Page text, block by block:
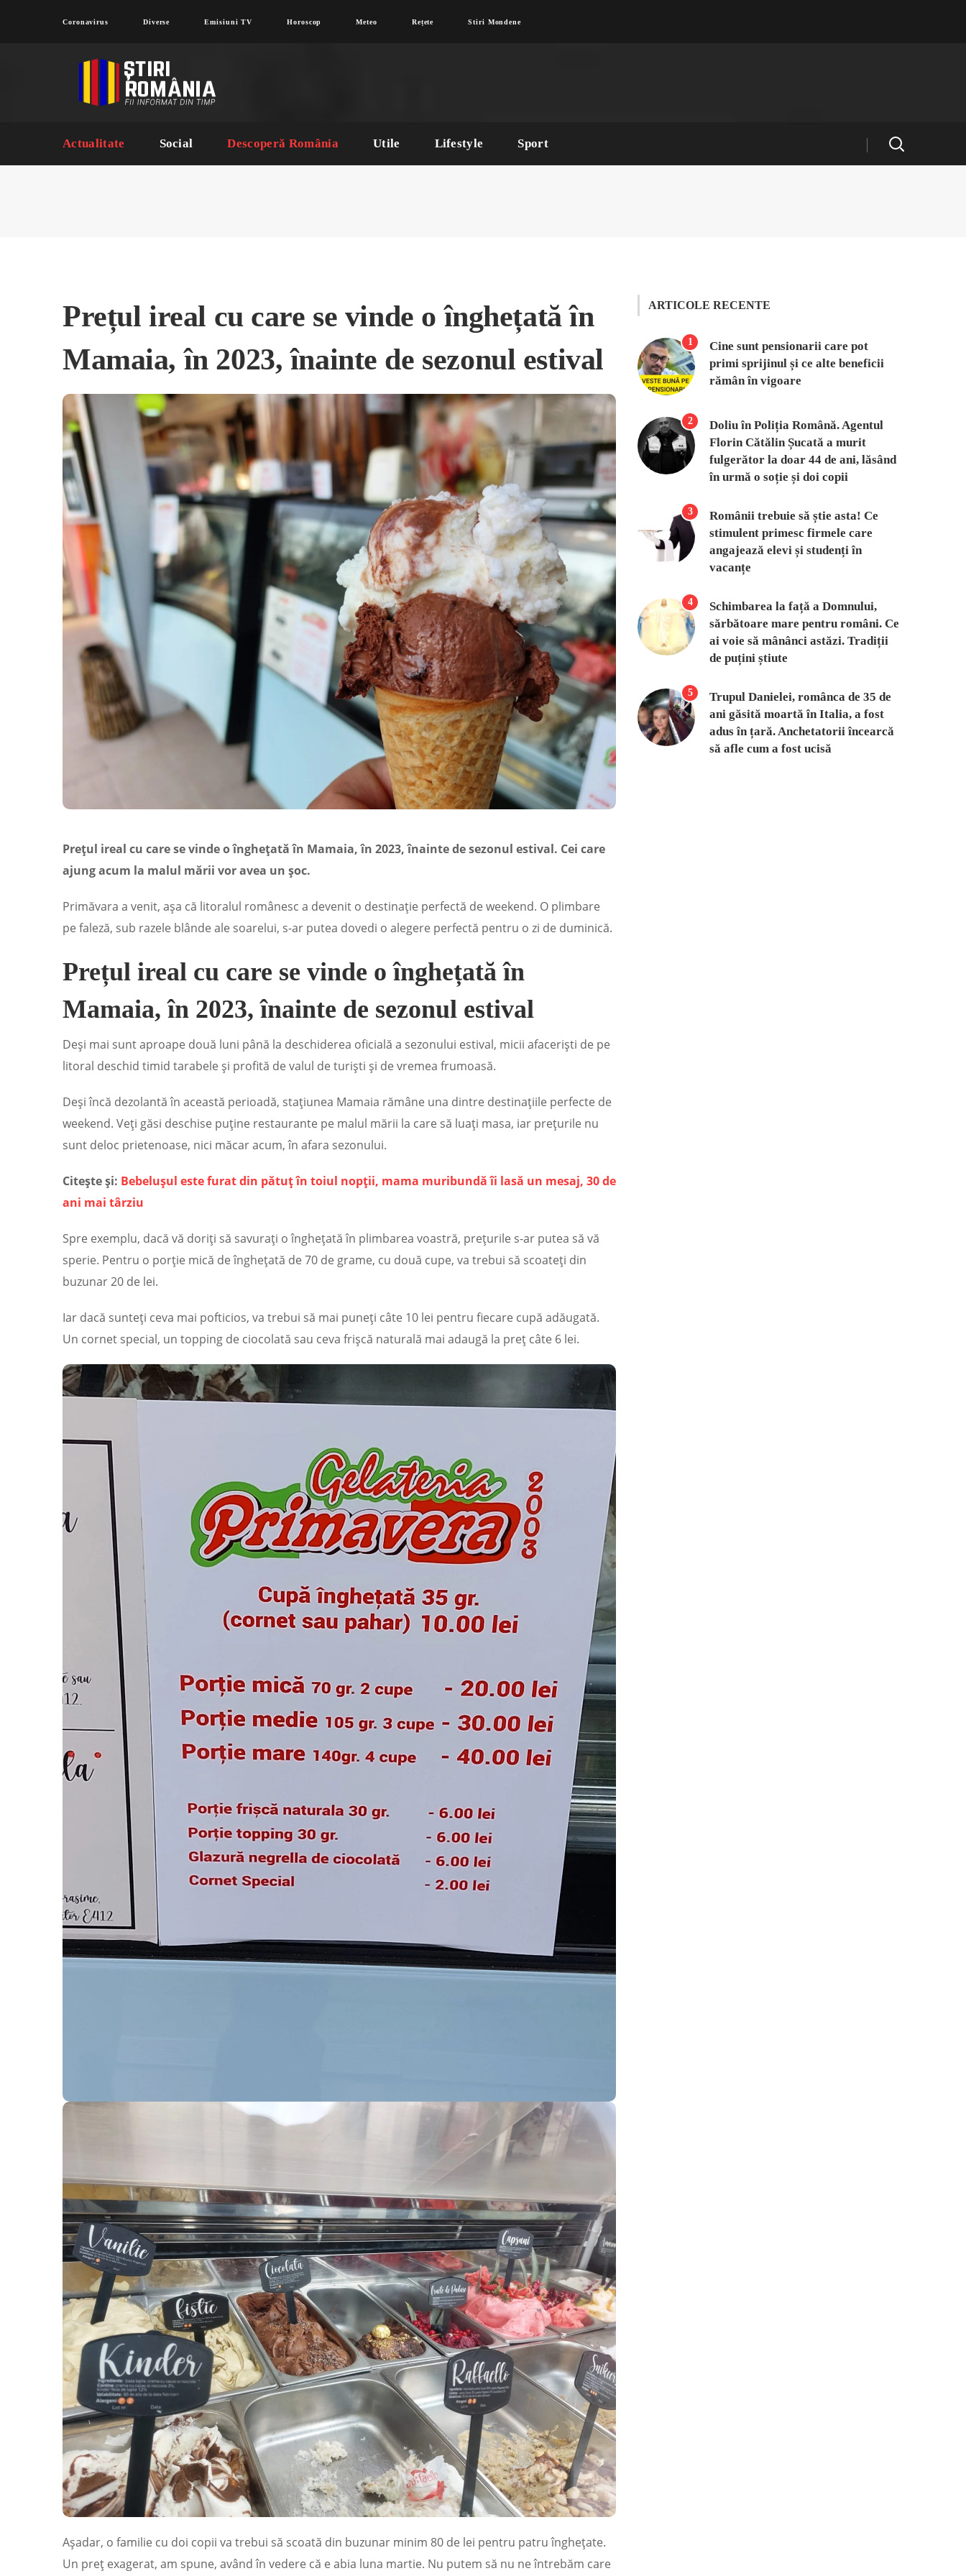
Coronavirus Diverse Emisiuni TV Horoscop Meteo Rețete Stiri Mondene
Actualitate Social Descoperă România Utile Lifestyle Sport
Prețul ireal cu care se vinde o înghețată în
Mamaia, în 2023, înainte de sezonul estival
Prețul ireal cu care se vinde o înghețată în Mamaia, în 2023, înainte de sezonul estival. Cei care
ajung acum la malul mării vor avea un șoc.
Primăvara a venit, așa că litoralul românesc a devenit o destinație perfectă de weekend. O plimbare
pe faleză, sub razele blânde ale soarelui, s-ar putea dovedi o alegere perfectă pentru o zi de duminică.
Prețul ireal cu care se vinde o înghețată în
Mamaia, în 2023, înainte de sezonul estival
Deși mai sunt aproape două luni până la deschiderea oficială a sezonului estival, micii afaceriști de pe
litoral deschid timid tarabele și profită de valul de turiști și de vremea frumoasă.
Deși încă dezolantă în această perioadă, stațiunea Mamaia rămâne una dintre destinațiile perfecte de
weekend. Veți găsi deschise puține restaurante pe malul mării la care să luați masa, iar prețurile nu
sunt deloc prietenoase, nici măcar acum, în afara sezonului.
Citește și: Bebelușul este furat din pătuț în toiul nopții, mama muribundă îi lasă un mesaj, 30 de
ani mai târziu
Spre exemplu, dacă vă doriți să savurați o înghețată în plimbarea voastră, prețurile s-ar putea să vă
sperie. Pentru o porție mică de înghețată de 70 de grame, cu două cupe, va trebui să scoateți din
buzunar 20 de lei.
Iar dacă sunteți ceva mai pofticios, va trebui să mai puneți câte 10 lei pentru fiecare cupă adăugată.
Un cornet special, un topping de ciocolată sau ceva frișcă naturală mai adaugă la preț câte 6 lei.
Așadar, o familie cu doi copii va trebui să scoată din buzunar minim 80 de lei pentru patru înghețate.
Un preț exagerat, am spune, având în vedere că e abia luna martie. Nu putem să nu ne întrebăm care
ARTICOLE RECENTE
1
Cine sunt pensionarii care pot
primi sprijinul și ce alte beneficii
rămân în vigoare
2
Doliu în Poliția Română. Agentul
Florin Cătălin Șucată a murit
fulgerător la doar 44 de ani, lăsând
în urmă o soție și doi copii
3
Românii trebuie să știe asta! Ce
stimulent primesc firmele care
angajează elevi și studenți în
vacanțe
4
Schimbarea la față a Domnului,
sărbătoare mare pentru români. Ce
ai voie să mânânci astăzi. Tradiții
de puțini știute
5
Trupul Danielei, românca de 35 de
ani găsită moartă în Italia, a fost
adus în țară. Anchetatorii încearcă
să afle cum a fost ucisă